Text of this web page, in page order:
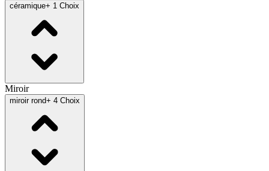
céramique+ 1 Choix
Miroir
miroir rond+ 4 Choix